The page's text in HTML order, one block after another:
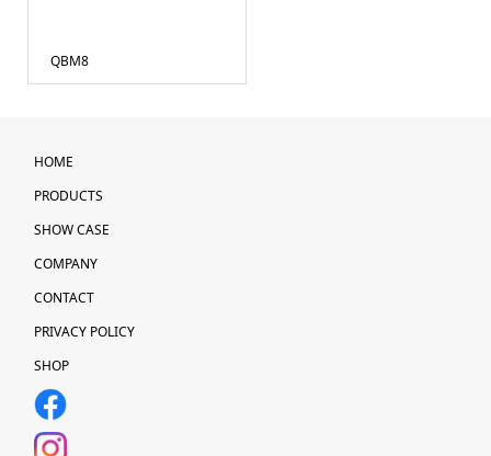
QBM8
HOME
PRODUCTS
SHOW CASE
COMPANY
CONTACT
PRIVACY POLICY
SHOP